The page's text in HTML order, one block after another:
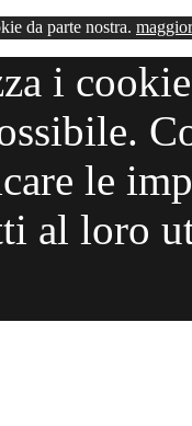
da parte nostra.
i
le
al loro